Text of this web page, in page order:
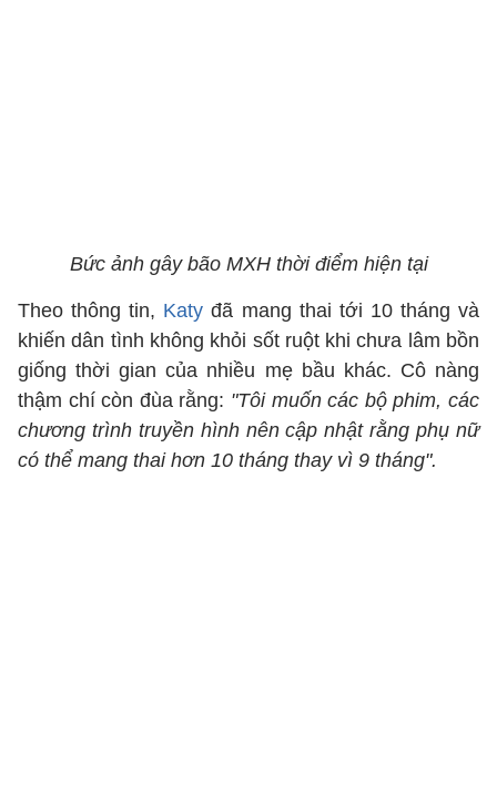
Bức ảnh gây bão MXH thời điểm hiện tại
Theo thông tin, Katy đã mang thai tới 10 tháng và
khiến dân tình không khỏi sốt ruột khi chưa lâm bồn
giống thời gian của nhiều mẹ bầu khác. Cô nàng
thậm chí còn đùa rằng: "Tôi muốn các bộ phim, các
chương trình truyền hình nên cập nhật rằng phụ nữ
có thể mang thai hơn 10 tháng thay vì 9 tháng".